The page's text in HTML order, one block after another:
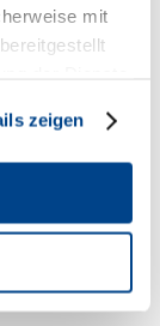
mit
zeigen